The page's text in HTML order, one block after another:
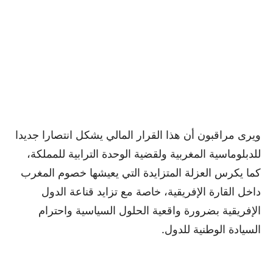
ويرى مراقبون أن هذا القرار المالي يشكل انتصارا جديدا
للدبلوماسية المغربية ولقضية الوحدة الترابية للمملكة،
كما يكرس العزلة المتزايدة التي يعيشها خصوم المغرب
داخل القارة الإفريقية، خاصة مع تزايد قناعة الدول
الإفريقية بضرورة واقعية الحلول السياسية واحترام
السيادة الوطنية للدول.